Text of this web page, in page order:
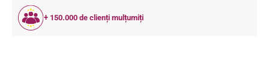
+ 150.000 de clienți mulțumiți